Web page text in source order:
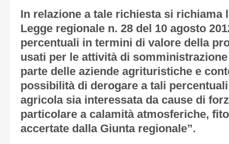
In relazione a tale richiesta si richiama
Legge regionale n. 28 del 10 agosto
percentuali in termini di valore della
usati per le attività di
parte delle aziende agrituristiche e
possibilità di derogare a tali
agricola sia interessata da cause di
particolare a calamità atmosferiche,
accertate dalla Giunta regionale”.